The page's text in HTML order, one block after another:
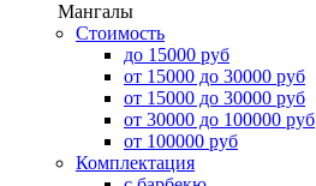
Мангалы
Стоимость
до 15000 руб
от 15000 до 30000 руб
от 15000 до 30000 руб
от 30000 до 100000 руб
от 100000 руб
Комплектация